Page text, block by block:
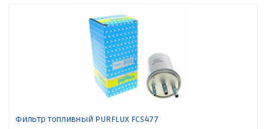
Фильтр топливный PURFLUX FCS477